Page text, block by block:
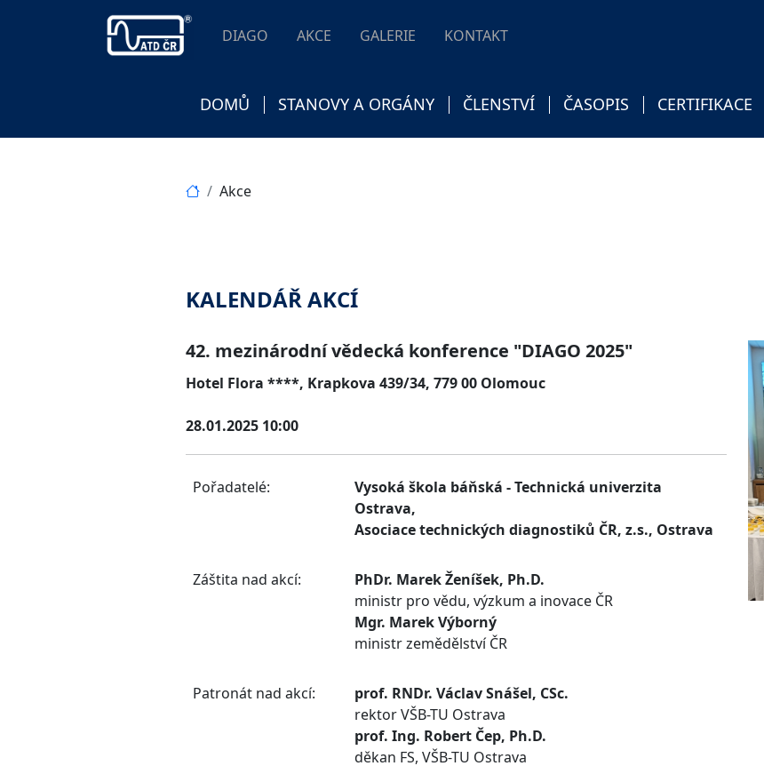
DIAGO AKCE GALERIE KONTAKT
DOMŮ STANOVY A ORGÁNY ČLENSTVÍ ČASOPIS CERTIFIKACE
Akce
KALENDÁŘ AKCÍ
42. mezinárodní vědecká konference "DIAGO 2025"
Hotel Flora ****, Krapkova 439/34, 779 00 Olomouc
28.01.2025 10:00
Pořadatelé:
Vysoká škola báňská - Technická univerzita
Ostrava,
Asociace technických diagnostiků ČR, z.s., Ostrava
Záštita nad akcí:
PhDr. Marek Ženíšek, Ph.D.
ministr pro vědu, výzkum a inovace ČR
Mgr. Marek Výborný
ministr zemědělství ČR
Patronát nad akcí:
prof. RNDr. Václav Snášel, CSc.
rektor VŠB-TU Ostrava
prof. Ing. Robert Čep, Ph.D.
děkan FS, VŠB-TU Ostrava